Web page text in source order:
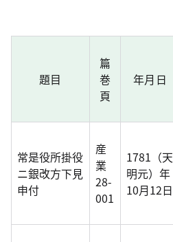
題目
篇
巻
頁
年月日
常是役所掛役
ニ銀改方下見
申付
産
業
28-
001
1781（天
明元）年
10月12日